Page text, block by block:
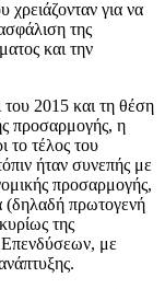
χρειάζονταν για να
της
και την
2015 και τη θέση
προσαρμογής, η
το τέλος του
ήταν συνεπής με
προσαρμογής,
(δηλαδή πρωτογενή
της
με